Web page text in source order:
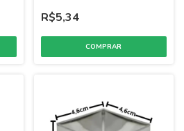
R$5,34